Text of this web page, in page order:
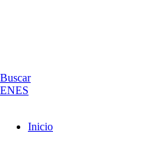
Buscar
ENES
Inicio